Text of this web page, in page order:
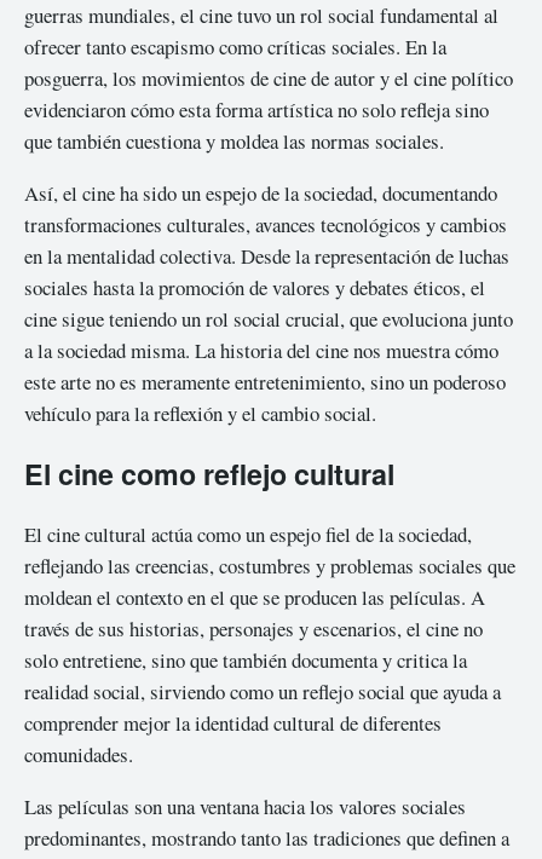
guerras mundiales, el cine tuvo un rol social fundamental al
ofrecer tanto escapismo como críticas sociales. En la
posguerra, los movimientos de cine de autor y el cine político
evidenciaron cómo esta forma artística no solo refleja sino
que también cuestiona y moldea las normas sociales.
Así, el cine ha sido un espejo de la sociedad, documentando
transformaciones culturales, avances tecnológicos y cambios
en la mentalidad colectiva. Desde la representación de luchas
sociales hasta la promoción de valores y debates éticos, el
cine sigue teniendo un rol social crucial, que evoluciona junto
a la sociedad misma. La historia del cine nos muestra cómo
este arte no es meramente entretenimiento, sino un poderoso
vehículo para la reflexión y el cambio social.
El cine como reflejo cultural
El cine cultural actúa como un espejo fiel de la sociedad,
reflejando las creencias, costumbres y problemas sociales que
moldean el contexto en el que se producen las películas. A
través de sus historias, personajes y escenarios, el cine no
solo entretiene, sino que también documenta y critica la
realidad social, sirviendo como un reflejo social que ayuda a
comprender mejor la identidad cultural de diferentes
comunidades.
Las películas son una ventana hacia los valores sociales
predominantes, mostrando tanto las tradiciones que definen a